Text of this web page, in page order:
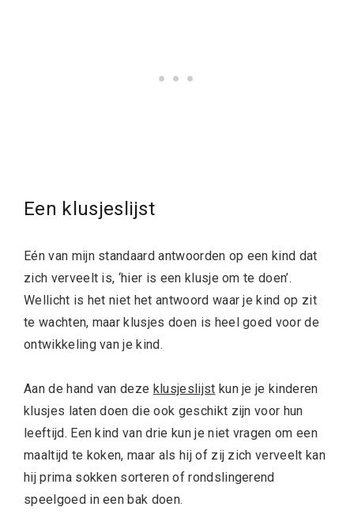
Een klusjeslijst
Eén van mijn standaard antwoorden op een kind dat
zich verveelt is, ‘hier is een klusje om te doen’.
Wellicht is het niet het antwoord waar je kind op zit
te wachten, maar klusjes doen is heel goed voor de
ontwikkeling van je kind.
Aan de hand van deze klusjeslijst kun je je kinderen
klusjes laten doen die ook geschikt zijn voor hun
leeftijd. Een kind van drie kun je niet vragen om een
maaltijd te koken, maar als hij of zij zich verveelt kan
hij prima sokken sorteren of rondslingerend
speelgoed in een bak doen.